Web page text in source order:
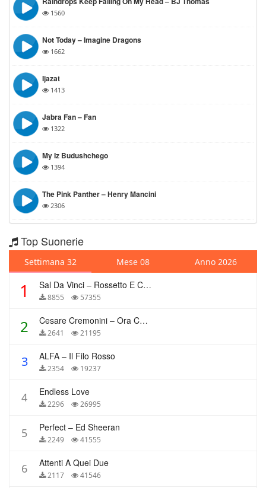
1560
Not Today – Imagine Dragons
1662
Ijazat
1413
Jabra Fan – Fan
1322
My Iz Budushchego
1394
The Pink Panther – Henry Mancini
2306
Top Suonerie
Settimana 32 Mese 08 Anno 2026
1 Sal Da Vinci – Rossetto E Caffè
8855 57355
2 Cesare Cremonini – Ora Che Non Ho Più Te
2641 21195
3 ALFA – Il Filo Rosso
2354 19237
4 Endless Love
2296 26995
5 Perfect – Ed Sheeran
2249 41555
6 Attenti A Quei Due
2117 41546